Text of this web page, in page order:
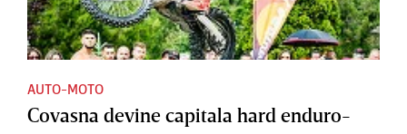
AUTO-MOTO
Covasna devine capitala hard enduro-